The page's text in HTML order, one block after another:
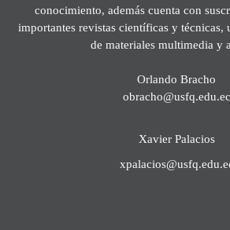
conocimiento, además cuenta con
importantes revistas científicas y técnicas,
de materiales multimedia y
Orlando Bracho
obracho@usfq.edu.ec
Xavier Palacios